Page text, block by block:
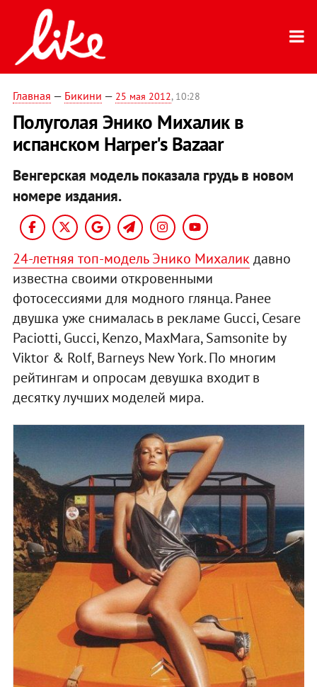
Главная — Бикини — 25 мая 2012, 10:28
Полуголая Энико Михалик в
испанском Harper's Bazaar
Венгерская модель показала грудь в новом
номере издания.
24-летняя топ-модель Энико Михалик давно
известна своими откровенными
фотосессиями для модного глянца. Ранее
двушка уже снималась в рекламе Gucci, Cesare
Paciotti, Gucci, Kenzo, MaxMara, Samsonite by
Viktor & Rolf, Barneys New York. По многим
рейтингам и опросам девушка входит в
десятку лучших моделей мира.